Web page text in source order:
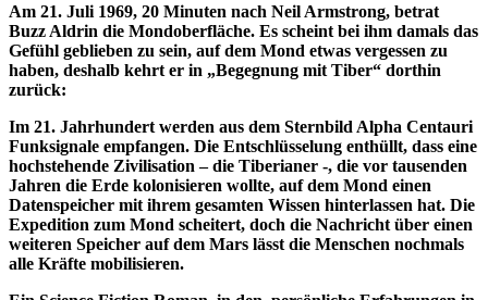
Am 21. Juli 1969, 20 Minuten nach Neil Armstrong, betrat
Buzz Aldrin die Mondoberfläche. Es scheint bei ihm damals das
Gefühl geblieben zu sein, auf dem Mond etwas vergessen zu
haben, deshalb kehrt er in „Begegnung mit Tiber“ dorthin
zurück:
Im 21. Jahrhundert werden aus dem Sternbild Alpha Centauri
Funksignale empfangen. Die Entschlüsselung enthüllt, dass eine
hochstehende Zivilisation – die Tiberianer -, die vor tausenden
Jahren die Erde kolonisieren wollte, auf dem Mond einen
Datenspeicher mit ihrem gesamten Wissen hinterlassen hat. Die
Expedition zum Mond scheitert, doch die Nachricht über einen
weiteren Speicher auf dem Mars lässt die Menschen nochmals
alle Kräfte mobilisieren.